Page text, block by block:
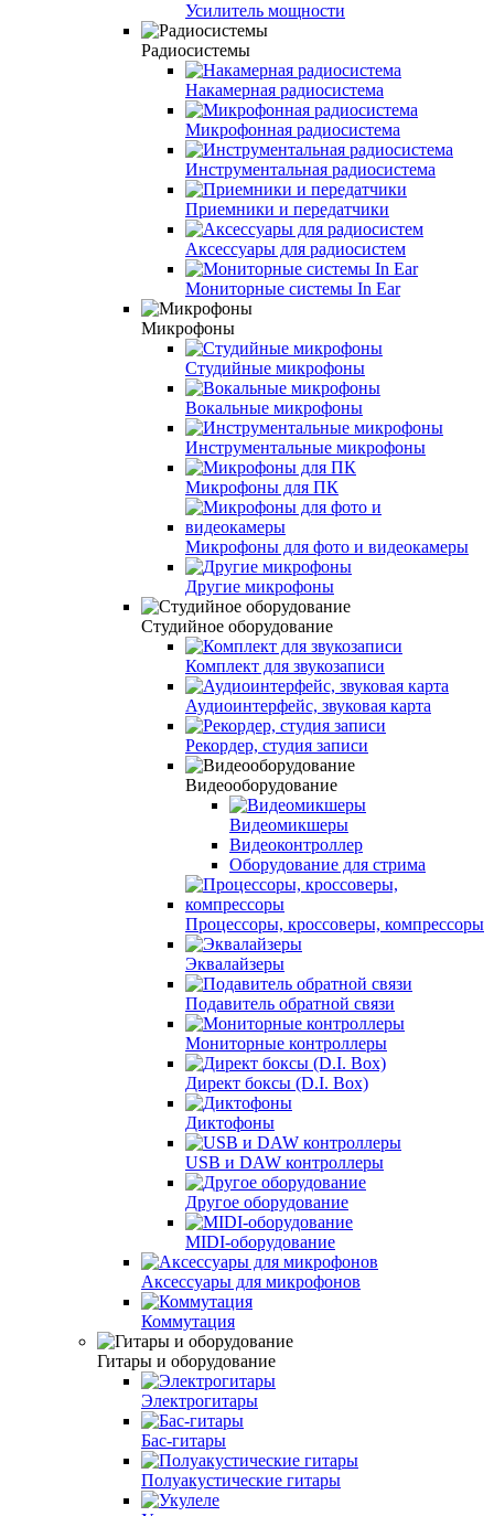
Усилитель мощности
Радиосистемы
Накамерная радиосистема
Микрофонная радиосистема
Инструментальная радиосистема
Приемники и передатчики
Аксессуары для радиосистем
Мониторные системы In Ear
Микрофоны
Студийные микрофоны
Вокальные микрофоны
Инструментальные микрофоны
Микрофоны для ПК
Микрофоны для фото и видеокамеры
Другие микрофоны
Студийное оборудование
Комплект для звукозаписи
Аудиоинтерфейс, звуковая карта
Рекордер, студия записи
Видеооборудование
Видеомикшеры
Видеоконтроллер
Оборудование для стрима
Процессоры, кроссоверы, компрессоры
Эквалайзеры
Подавитель обратной связи
Мониторные контроллеры
Директ боксы (D.I. Box)
Диктофоны
USB и DAW контроллеры
Другое оборудование
MIDI-оборудование
Аксeссуары для микрофонов
Коммутация
Гитары и оборудование
Электрогитары
Бас-гитары
Полуакустические гитары